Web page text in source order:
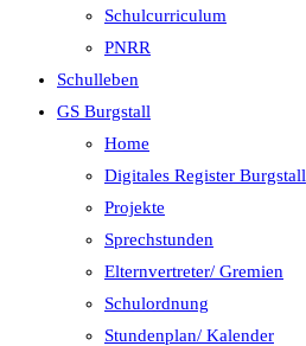
Schulcurriculum
PNRR
Schulleben
GS Burgstall
Home
Digitales Register Burgstall
Projekte
Sprechstunden
Elternvertreter/ Gremien
Schulordnung
Stundenplan/ Kalender